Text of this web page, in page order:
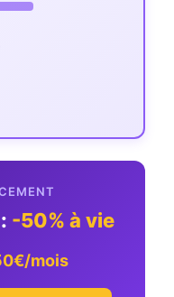
-50% à vie
mois